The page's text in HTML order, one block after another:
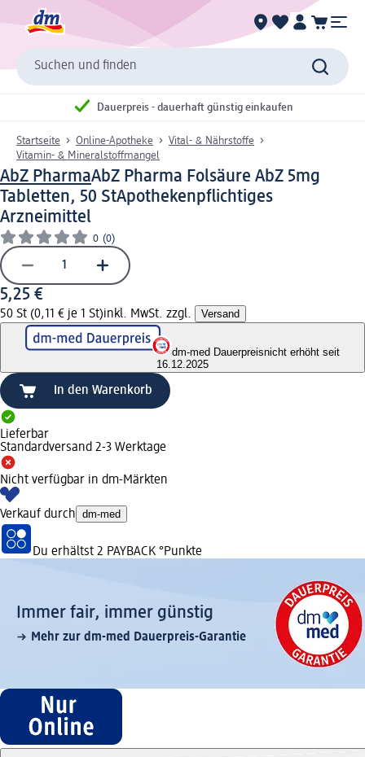
Suchen und finden
Dauerpreis - dauerhaft günstig einkaufen
Startseite Online-Apotheke
Vital- & Nährstoffe
Vitamin- & Mineralstoffmangel
AbZ PharmaAbZ Pharma Folsäure AbZ 5mg
Tabletten, 50 StApothekenpflichtiges
Arzneimittel
0 (0)
5,25 €
50 St (0,11 € je 1 St)inkl. MwSt. zzgl. Versand
dm-med Dauerpreisnicht erhöht seit
16.12.2025
In den Warenkorb
Lieferbar
Standardversand 2-3 Werktage
Nicht verfügbar in dm-Märkten
Verkauf durch dm-med
Du erhältst 2 PAYBACK °Punkte
Immer fair,­ immer günstig
Mehr zur dm-med Dauerpreis-Garantie